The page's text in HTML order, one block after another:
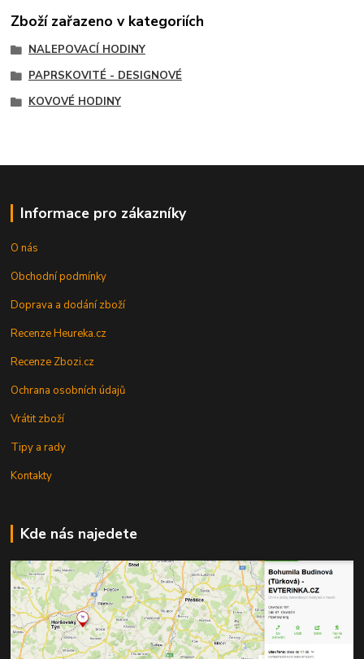
Zboží zařazeno v kategoriích
NALEPOVACÍ HODINY
PAPRSKOVITÉ - DESIGNOVÉ
KOVOVÉ HODINY
Informace pro zákazníky
O nás
Obchodní podmínky
Doprava a dodání zboží
Recenze Heureka.cz
Recenze Zbozi.cz
Ochrana osobních údajů
Vrátit zboží
Tipy a rady
Kontakty
Kde nás najedete